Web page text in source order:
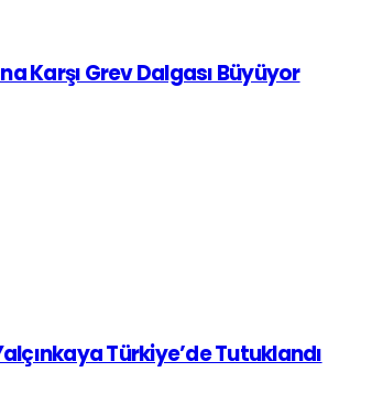
Karşı Grev Dalgası Büyüyor
Türkiye’de Tutuklandı